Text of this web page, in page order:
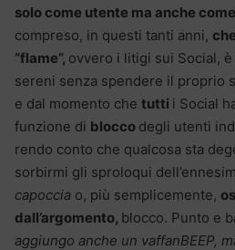
solo come utente ma anche
compreso, in questi tanti anni,
“flame”, ovvero i litigi sui Social,
sereni senza spendere il proprio
e dal momento che tutti i Social
funzione di blocco degli utenti
rendo conto che qualcosa sta
sorbirmi gli sproloqui
capoccia o, più semplicemente,
dall’argomento, blocco. Punto e
aggiungo anche un vaffanBEEP,